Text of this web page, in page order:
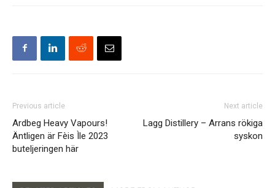
Previous article
Ardbeg Heavy Vapours!
Äntligen är Fèis Ìle 2023
buteljeringen här
Next article
Lagg Distillery – Arrans rökiga
syskon